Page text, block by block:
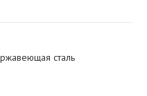
сталь